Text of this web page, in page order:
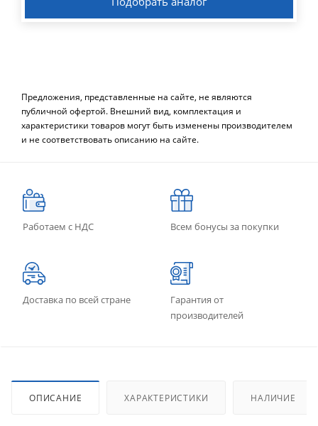
Предложения, представленные на сайте, не являются
публичной офертой. Внешний вид, комплектация и
характеристики товаров могут быть изменены производителем
и не соответствовать описанию на сайте.
Работаем с НДС Всем бонусы за покупки
Доставка по всей стране
Гарантия от
производителей
ОПИСАНИЕ ХАРАКТЕРИСТИКИ НАЛИЧИЕ